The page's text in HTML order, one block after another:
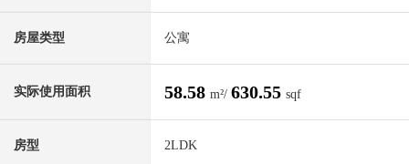
房屋类型 公寓
实际使用面积 58.58 m²/ 630.55 sqf
房型 2LDK